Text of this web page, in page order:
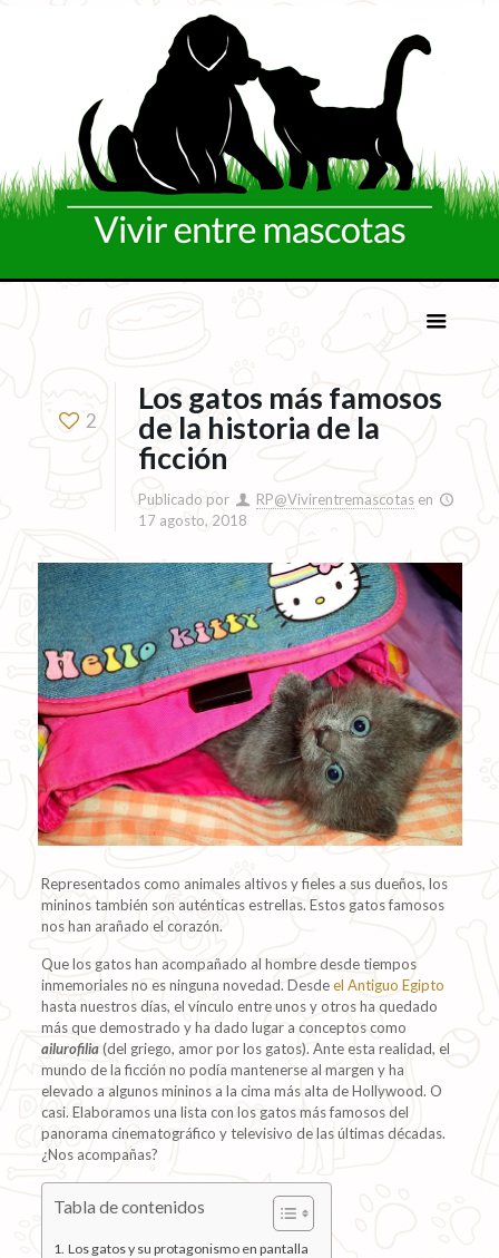
2
Los gatos más famosos
de la historia de la
ficción
Publicado por RP@Vivirentremascotas en
17 agosto, 2018
Representados como animales altivos y fieles a sus dueños, los
mininos también son auténticas estrellas. Estos gatos famosos
nos han arañado el corazón.
Que los gatos han acompañado al hombre desde tiempos
inmemoriales no es ninguna novedad. Desdeel Antiguo Egipto
hasta nuestros días, el vínculo entre unos y otros ha quedado
más que demostrado y ha dado lugar a conceptos como
ailurofilia (del griego, amor por los gatos). Ante esta realidad, el
mundo de la ficción no podía mantenerse al margen y ha
elevado a algunos mininos a la cima más alta de Hollywood. O
casi. Elaboramos una lista con los gatos más famosos del
panorama cinematográfico y televisivo de las últimas décadas.
¿Nos acompañas?
Tabla de contenidos
Los gatos y su protagonismo en pantalla